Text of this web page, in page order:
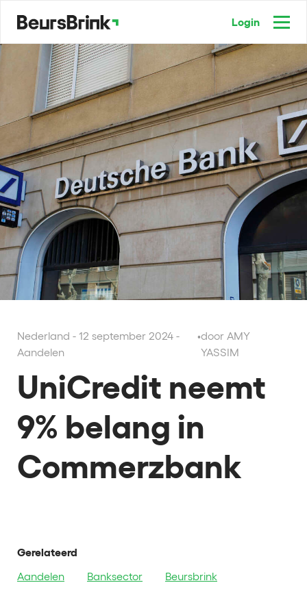
Login
Nederland - 12 september 2024 -
Aandelen
•door AMY
YASSIM
UniCredit neemt
9% belang in
Commerzbank
Gerelateerd
Aandelen
Banksector Beursbrink